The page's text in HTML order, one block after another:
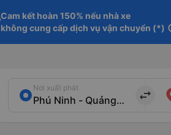
Cam kết hoàn 150% nếu nhà xe
không cung cấp dịch vụ vận chuyển (*)
Nơi xuất phát
import_export